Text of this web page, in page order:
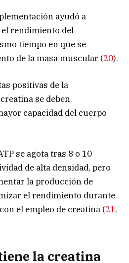
ayudó a
rendimiento del
tiempo en que se
de la masa muscular (20).
positivas de la
se deben
capacidad del cuerpo
se agota tras 8 o 10
de alta densidad, pero
la producción de
el rendimiento durante
el empleo de creatina (21,
la creatina